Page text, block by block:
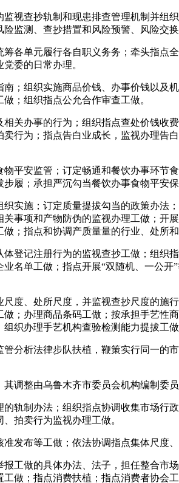
查抄轨制和现患排查管理机制并组
监测、查抄措置和风险预警、风险交
单元履行各自职义务务；牵头指点
委的日常办理。
组织实施商品价钱、办事价钱以及
；组织指点公允合作审查工做。
办事的行为；组织指点查处价钱收
行为；指点告白业成长，监视办理告
安监管；订定畅通和餐饮办事环节
履；承担严沉勾当餐饮办事食物平安保
施；订定质量提拔勾当的政策办法
事项和产物防伪的监视办理工做；开
；指点和协调产质量量的行业、处所和
记注册行为的监视查抄工做；组织
名单工做；指点开展“双随机、一公
、处所尺度，并监视查抄尺度的施
；办理商品条码工做；按承担手艺性
织办理手艺机构查验检测能力提拔工做
析法律步队扶植，鞭策实行同一的
整由乌鲁木齐市委员会机构编制委员
制办法；组织指点协调收集市场行
拍卖行为监视办理工做。
布等工做；依法协调指点集体尺度、
做的具体办法、法子，担任整合市
做；指点消费扶植；指点消费者协会工